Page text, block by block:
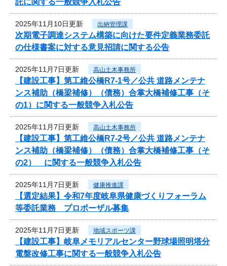
2025年11月10日更新 出納管理課
次期電子調達システム構築に向けた要件定義業務委託
の仕様書案に対する意見招請に関する公告
2025年11月7日更新 高山土木事務所
【建設工事】第工維公橋R7-1号／公共 道路メンテナ
ンス補助（橋梁補修）（債務）合掌大橋補修工事（そ
の1）に関する一般競争入札公告
2025年11月7日更新 高山土木事務所
【建設工事】第工維公橋R7-2号／公共 道路メンテナ
ンス補助（橋梁補修）（債務）合掌大橋補修工事（そ
の2） に関する一般競争入札公告
2025年11月7日更新 健康推進課
【選定結果】令和7年度岐阜県健康づくりフォーラム
等委託業務 プロポーザル募集
2025年11月7日更新 地域スポーツ課
【建設工事】岐阜メモリアルセンター野球場照明塔分
電盤改修工事に関する一般競争入札公告